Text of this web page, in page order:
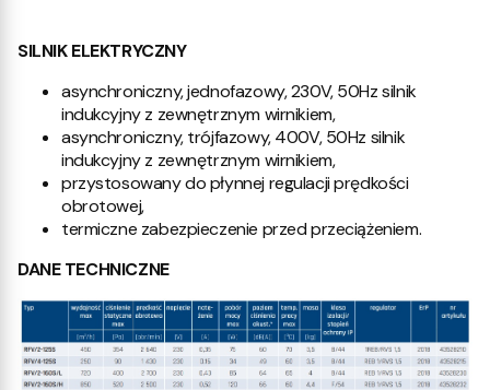
SILNIK ELEKTRYCZNY
asynchroniczny, jednofazowy, 230V, 50Hz silnik
indukcyjny z zewnętrznym wirnikiem,
asynchroniczny, trójfazowy, 400V, 50Hz silnik
indukcyjny z zewnętrznym wirnikiem,
przystosowany do płynnej regulacji prędkości
obrotowej,
termiczne zabezpieczenie przed przeciążeniem.
DANE TECHNICZNE